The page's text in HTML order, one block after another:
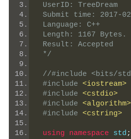
UserID: TreeDream
Submit time: 2017-
Language: C++
Length: 1167 Bytes.
Result: Accepted
*/
//#include <bits/
#include <iostream>
#include <cstdio>
#include <algorithm>
#include <cstring>
using namespace std ;